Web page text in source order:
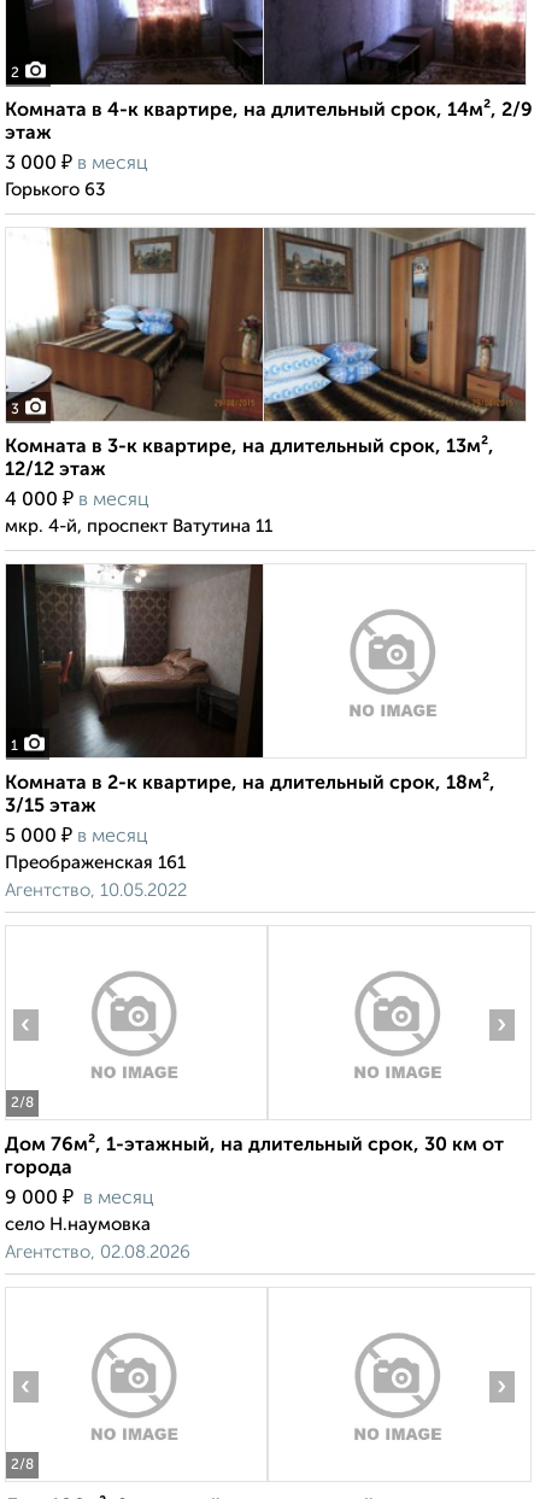
2
Комната в 4-к квартире, на длительный срок, 14м², 2/9
этаж
3 000 ₽ в месяц
Горького 63
3
Комната в 3-к квартире, на длительный срок, 13м²,
12/12 этаж
4 000 ₽ в месяц
мкр. 4-й, проспект Ватутина 11
1
Комната в 2-к квартире, на длительный срок, 18м²,
3/15 этаж
5 000 ₽ в месяц
Преображенская 161
Агентство, 10.05.2022
2/8
‹ ›
Дом 76м², 1-этажный, на длительный срок, 30 км от
города
9 000 ₽ в месяц
село Н.наумовка
Агентство, 02.08.2026
2/8
‹ ›